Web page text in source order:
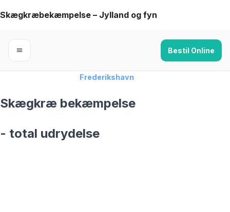
Skip
content
Skægkræbekæmpelse – Jylland og fyn
Bestil Online
Frederikshavn
Skægkræ bekæmpelse
- total udrydelse